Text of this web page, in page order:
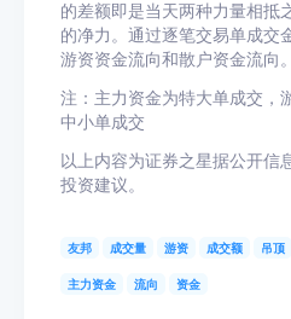
的差额即是当天两种力量相抵
的净力。通过逐笔交易单成交
游资资金流向和散户资金流向。
注：主力资金为特大单成交，
中小单成交
以上内容为证券之星据公开信
投资建议。
友邦 成交量 游资 成交额 吊顶
主力资金 流向 资金